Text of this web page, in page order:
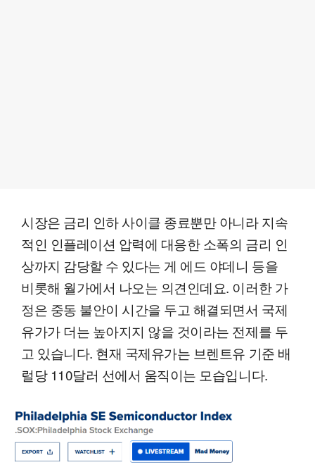
시장은 금리 인하 사이클 종료뿐만 아니라 지속
적인 인플레이션 압력에 대응한 소폭의 금리 인
상까지 감당할 수 있다는 게 에드 야데니 등을
비롯해 월가에서 나오는 의견인데요. 이러한 가
정은 중동 불안이 시간을 두고 해결되면서 국제
유가가 더는 높아지지 않을 것이라는 전제를 두
고 있습니다. 현재 국제유가는 브렌트유 기준 배
럴당 110달러 선에서 움직이는 모습입니다.